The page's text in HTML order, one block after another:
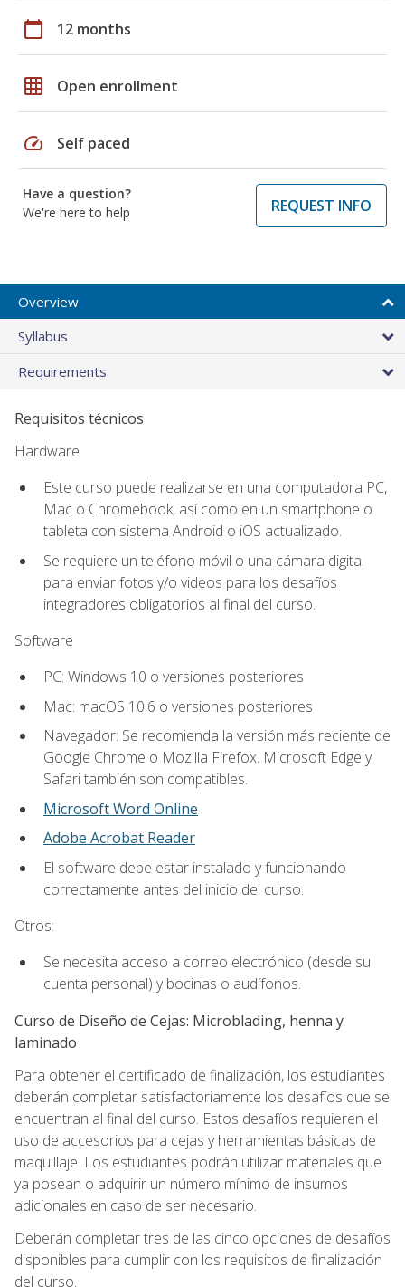
calendar_today 12 months
grid_on Open enrollment
speed Self paced
Have a question?
We're here to help
REQUEST INFO
Overview
Syllabus
Requirements
Requisitos técnicos
Hardware
Este curso puede realizarse en una computadora PC,
Mac o Chromebook, así como en un smartphone o
tableta con sistema Android o iOS actualizado.
Se requiere un teléfono móvil o una cámara digital
para enviar fotos y/o videos para los desafíos
integradores obligatorios al final del curso.
Software
PC: Windows 10 o versiones posteriores
Mac: macOS 10.6 o versiones posteriores
Navegador: Se recomienda la versión más reciente de
Google Chrome o Mozilla Firefox. Microsoft Edge y
Safari también son compatibles.
Microsoft Word Online
Adobe Acrobat Reader
El software debe estar instalado y funcionando
correctamente antes del inicio del curso.
Otros:
Se necesita acceso a correo electrónico (desde su
cuenta personal) y bocinas o audífonos.
Curso de Diseño de Cejas: Microblading, henna y
laminado
Para obtener el certificado de finalización, los estudiantes
deberán completar satisfactoriamente los desafíos que se
encuentran al final del curso. Estos desafíos requieren el
uso de accesorios para cejas y herramientas básicas de
maquillaje. Los estudiantes podrán utilizar materiales que
ya posean o adquirir un número mínimo de insumos
adicionales en caso de ser necesario.
Deberán completar tres de las cinco opciones de desafíos
disponibles para cumplir con los requisitos de finalización
del curso.